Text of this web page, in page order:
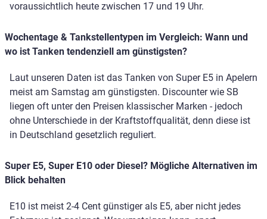
voraussichtlich heute zwischen 17 und 19 Uhr.
Wochentage & Tankstellentypen im Vergleich: Wann und
wo ist Tanken tendenziell am günstigsten?
Laut unseren Daten ist das Tanken von Super E5 in Apelern
meist am Samstag am günstigsten. Discounter wie SB
liegen oft unter den Preisen klassischer Marken - jedoch
ohne Unterschiede in der Kraftstoffqualität, denn diese ist
in Deutschland gesetzlich reguliert.
Super E5, Super E10 oder Diesel? Mögliche Alternativen im
Blick behalten
E10 ist meist 2-4 Cent günstiger als E5, aber nicht jedes